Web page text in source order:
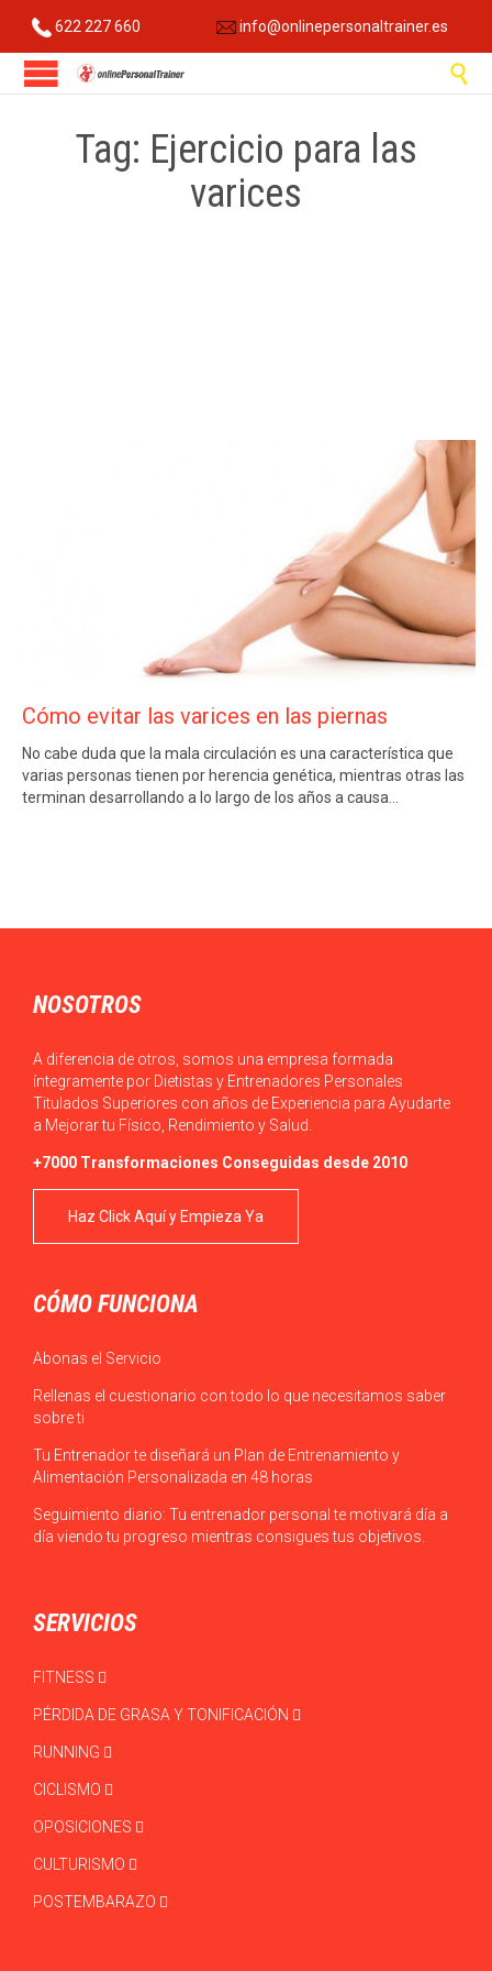
622 227 660 info@onlinepersonaltrainer.es

Tag: Ejercicio para las
varices
Cómo evitar las varices en las piernas
No cabe duda que la mala circulación es una característica que
varias personas tienen por herencia genética, mientras otras las
terminan desarrollando a lo largo de los años a causa…
NOSOTROS
A diferencia de otros, somos una empresa formada
íntegramente por Dietistas y Entrenadores Personales
Titulados Superiores con años de Experiencia para Ayudarte
a Mejorar tu Físico, Rendimiento y Salud.
+7000 Transformaciones Conseguidas desde 2010
Haz Click Aquí y Empieza Ya
CÓMO FUNCIONA
Abonas el Servicio
Rellenas el cuestionario con todo lo que necesitamos saber
sobre ti
Tu Entrenador te diseñará un Plan de Entrenamiento y
Alimentación Personalizada en 48 horas
Seguimiento diario: Tu entrenador personal te motivará día a
día viendo tu progreso mientras consigues tus objetivos.
SERVICIOS
FITNESS
PÉRDIDA DE GRASA Y TONIFICACIÓN
RUNNING
CICLISMO
OPOSICIONES
CULTURISMO
POSTEMBARAZO